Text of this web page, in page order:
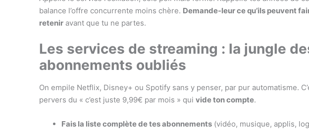
balance l’offre concurrente moins chère. Demande-leur ce qu’ils peuvent
retenir avant que tu ne partes.
Les services de streaming : la jungle
abonnements oubliés
On empile Netflix, Disney+ ou Spotify sans y penser, par pur automatisme.
pervers du « c’est juste 9,99€ par mois » qui vide ton compte.
Fais la liste complète de tes abonnements (vidéo, musique, applis,